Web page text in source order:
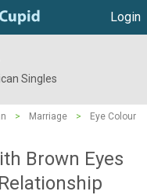
Login
Singles
> Marriage >
Eye Colour
Brown Eyes